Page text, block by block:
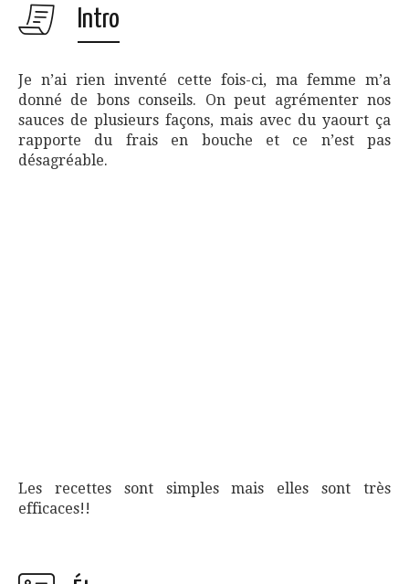
Intro
Je n’ai rien inventé cette fois-ci, ma femme m’a
donné de bons conseils. On peut agrémenter nos
sauces de plusieurs façons, mais avec du yaourt ça
rapporte du frais en bouche et ce n’est pas
désagréable.
Les recettes sont simples mais elles sont très
efficaces!!